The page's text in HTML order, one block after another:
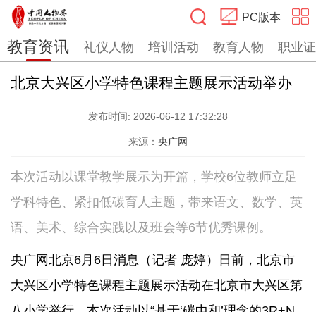
PC版本
搜索
教育资讯 礼仪人物 培训活动 教育人物 职业
北京大兴区小学特色课程主题展示活动举办
发布时间: 2026-06-12 17:32:28
来源： 央广网
本次活动以课堂教学展示为开篇，学校6位教师立足
学科特色、紧扣低碳育人主题，带来语文、数学、英
语、美术、综合实践以及班会等6节优秀课例。
央广网北京6月6日消息（记者 庞婷）日前，北京市
大兴区小学特色课程主题展示活动在北京市大兴区第